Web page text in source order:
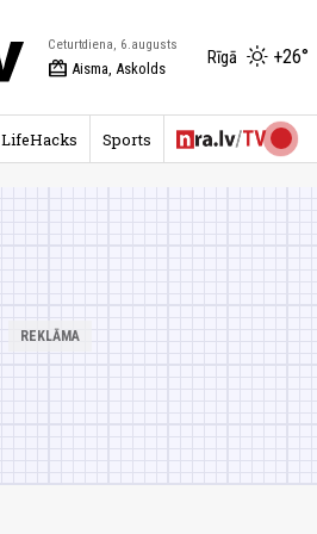
Ceturtdiena, 6.augusts
redeem Aisma, Askolds
Rīgā +26°
LifeHacks Sports